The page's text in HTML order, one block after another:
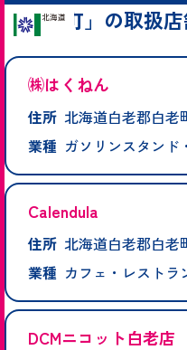
「白老町」の取扱
㈱はくねん
住所 北海道白老郡白老
業種 ガソリンスタンド
Calendula
住所 北海道白老郡白老
業種 カフェ・レストラ
DCMニコット白老店